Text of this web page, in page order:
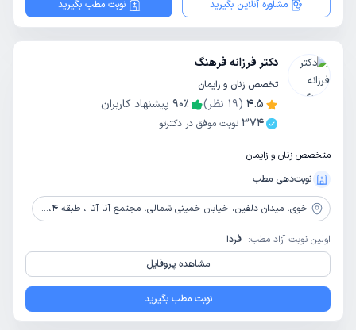
مشاوره آنلاین بگیرید نوبت مطب بگیرید
دکتر فرزانه فرهنگ
تخصص زنان و زایمان
4.5
(
19 نظر) 90٪
پیشنهاد کاربران
374 نوبت موفق در دکترتو
متخصص زنان و زایمان
نوبت‌دهی مطب
خوی، میدان دلفین، خیابان خمینی شمالی، مجتمع آنا آتا ، طبقه 4، واحد 412
اولین نوبت آزاد مطب: فردا
مشاهده پروفایل
نوبت مطب بگیرید